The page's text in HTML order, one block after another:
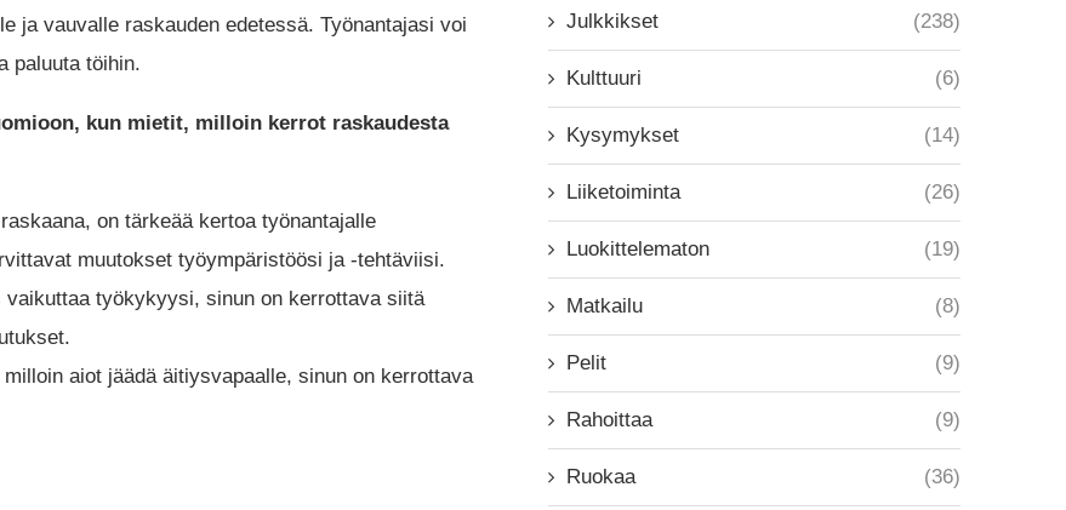
ja vauvalle raskauden edetessä. Työnantajasi voi
paluuta töihin.
kun mietit, milloin kerrot raskaudesta
on tärkeää kertoa työnantajalle
muutokset työympäristöösi ja -tehtäviisi.
vaikuttaa työkykyysi, sinun on kerrottava siitä
aiot jäädä äitiysvapaalle, sinun on kerrottava
Julkkikset (238)
Kulttuuri (6)
Kysymykset (14)
Liiketoiminta (26)
Luokittelematon (19)
Matkailu (8)
Pelit (9)
Rahoittaa (9)
Ruokaa (36)